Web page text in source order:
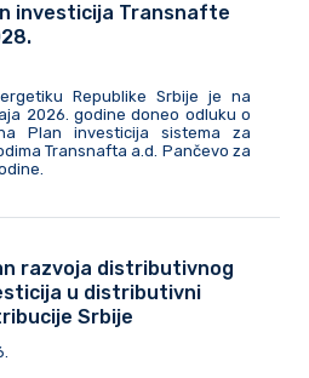
investicija Transnafte
Republike Srbije je na
2026. godine doneo odluku o
Plan investicija sistema za
Transnafta a.d. Pančevo za
razvoja distributivnog
u distributivni
Srbije